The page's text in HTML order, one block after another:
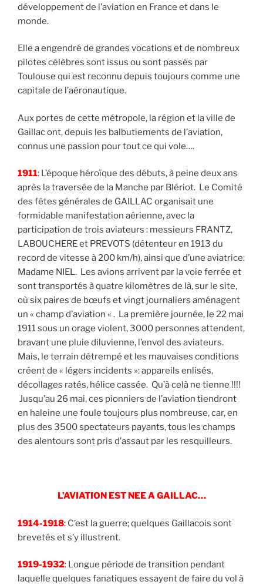
développement de l’aviation en France et dans le
monde.
Elle a engendré de grandes vocations et de nombreux
pilotes célèbres sont issus ou sont passés par
Toulouse qui est reconnu depuis toujours comme une
capitale de l’aéronautique.
Aux portes de cette métropole, la région et la ville de
Gaillac ont, depuis les balbutiements de l’aviation,
connus une passion pour tout ce qui vole….
1911: L’époque héroïque des débuts, à peine deux ans
après la traversée de la Manche par Blériot. Le Comité
des fêtes générales de GAILLAC organisait une
formidable manifestation aérienne, avec la
participation de trois aviateurs : messieurs FRANTZ,
LABOUCHERE et PREVOTS (détenteur en 1913 du
record de vitesse à 200 km/h), ainsi que d’une aviatrice:
Madame NIEL. Les avions arrivent par la voie ferrée et
sont transportés à quatre kilomètres de là, sur le site,
où six paires de bœufs et vingt journaliers aménagent
un « champ d’aviation « . La première journée, le 22 mai
1911 sous un orage violent, 3000 personnes attendent,
bravant une pluie diluvienne, l’envol des aviateurs.
Mais, le terrain détrempé et les mauvaises conditions
créent de « légers incidents »: appareils enlisés,
décollages ratés, hélice cassée. Qu’à celà ne tienne !!!!
Jusqu’au 26 mai, ces pionniers de l’aviation tiendront
en haleine une foule toujours plus nombreuse, car, en
plus des 3500 spectateurs payants, tous les champs
des alentours sont pris d’assaut par les resquilleurs.
L’AVIATION EST NEE A GAILLAC…
1914-1918: C’est la guerre; quelques Gaillacois sont
brevetés et s’y illustrent.
1919-1932: Longue période de transition pendant
laquelle quelques fanatiques essayent de faire du vol à